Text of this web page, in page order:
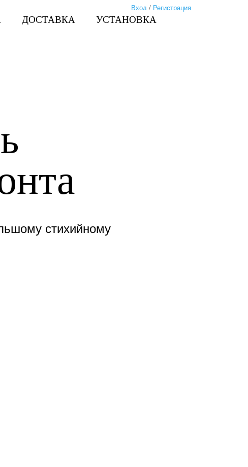
Вход / Регистрация
ДОСТАВКА
УСТАНОВКА
стихийному